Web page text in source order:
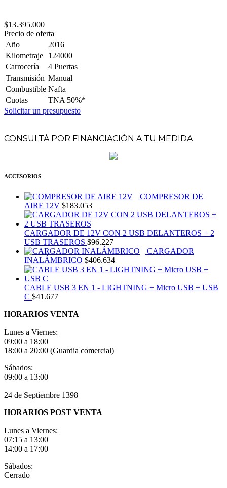
$13.395.000
Precio de oferta
Año
2016
Kilometraje
124000
Carrocería
4 Puertas
Transmisión Manual
Combustible Nafta
Cuotas
TNA 50%*
Solicitar un presupuesto
CONSULTÁ POR FINANCIACIÓN A TU MEDIDA
ACCESORIOS
COMPRESOR DE
AIRE 12V $183.053
CARGADOR DE 12V CON 2 USB DELANTEROS + 2
USB TRASEROS $96.227
CARGADOR
INALÁMBRICO $406.634
CABLE USB 3 EN 1 - LIGHTNING + Micro USB + USB
C $41.677
HORARIOS VENTA
Lunes a Viernes:
09:00 a 18:00
18:00 a 20:00 (Guardia comercial)
Sábados:
09:00 a 13:00
24 de Septiembre 1398
HORARIOS POST VENTA
Lunes a Viernes:
07:15 a 13:00
14:00 a 17:00
Sábados:
Cerrado